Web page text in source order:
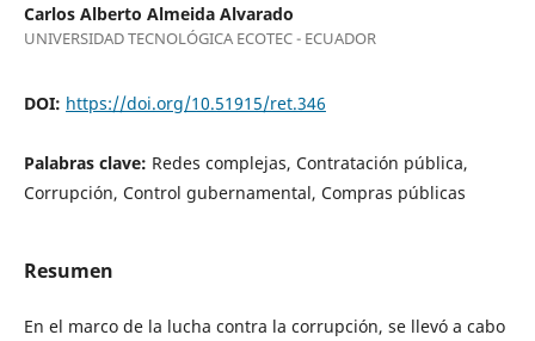
Carlos Alberto Almeida Alvarado
UNIVERSIDAD TECNOLÓGICA ECOTEC - ECUADOR
DOI: https://doi.org/10.51915/ret.346
Palabras clave: Redes complejas, Contratación pública,
Corrupción, Control gubernamental, Compras públicas
Resumen
En el marco de la lucha contra la corrupción, se llevó a cabo